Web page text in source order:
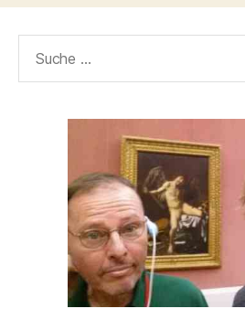
Beiträge
nach: